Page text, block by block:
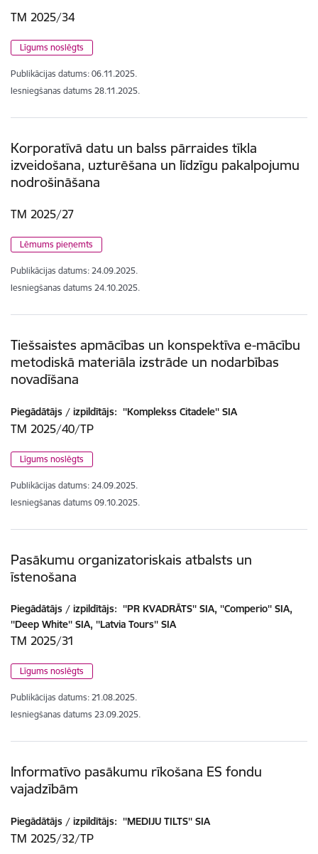
TM 2025/34
Līgums noslēgts
Publikācijas datums: 06.11.2025.
Iesniegšanas datums 28.11.2025.
Korporatīvā datu un balss pārraides tīkla
izveidošana, uzturēšana un līdzīgu pakalpojumu
nodrošināšana
TM 2025/27
Lēmums pieņemts
Publikācijas datums: 24.09.2025.
Iesniegšanas datums 24.10.2025.
Tiešsaistes apmācības un konspektīva e-mācību
metodiskā materiāla izstrāde un nodarbības
novadīšana
Piegādātājs / izpildītājs: ''Komplekss Citadele'' SIA
TM 2025/40/TP
Līgums noslēgts
Publikācijas datums: 24.09.2025.
Iesniegšanas datums 09.10.2025.
Pasākumu organizatoriskais atbalsts un
īstenošana
Piegādātājs / izpildītājs: ''PR KVADRĀTS'' SIA, ''Comperio'' SIA,
''Deep White'' SIA, ''Latvia Tours'' SIA
TM 2025/31
Līgums noslēgts
Publikācijas datums: 21.08.2025.
Iesniegšanas datums 23.09.2025.
Informatīvo pasākumu rīkošana ES fondu
vajadzībām
Piegādātājs / izpildītājs: ''MEDIJU TILTS'' SIA
TM 2025/32/TP